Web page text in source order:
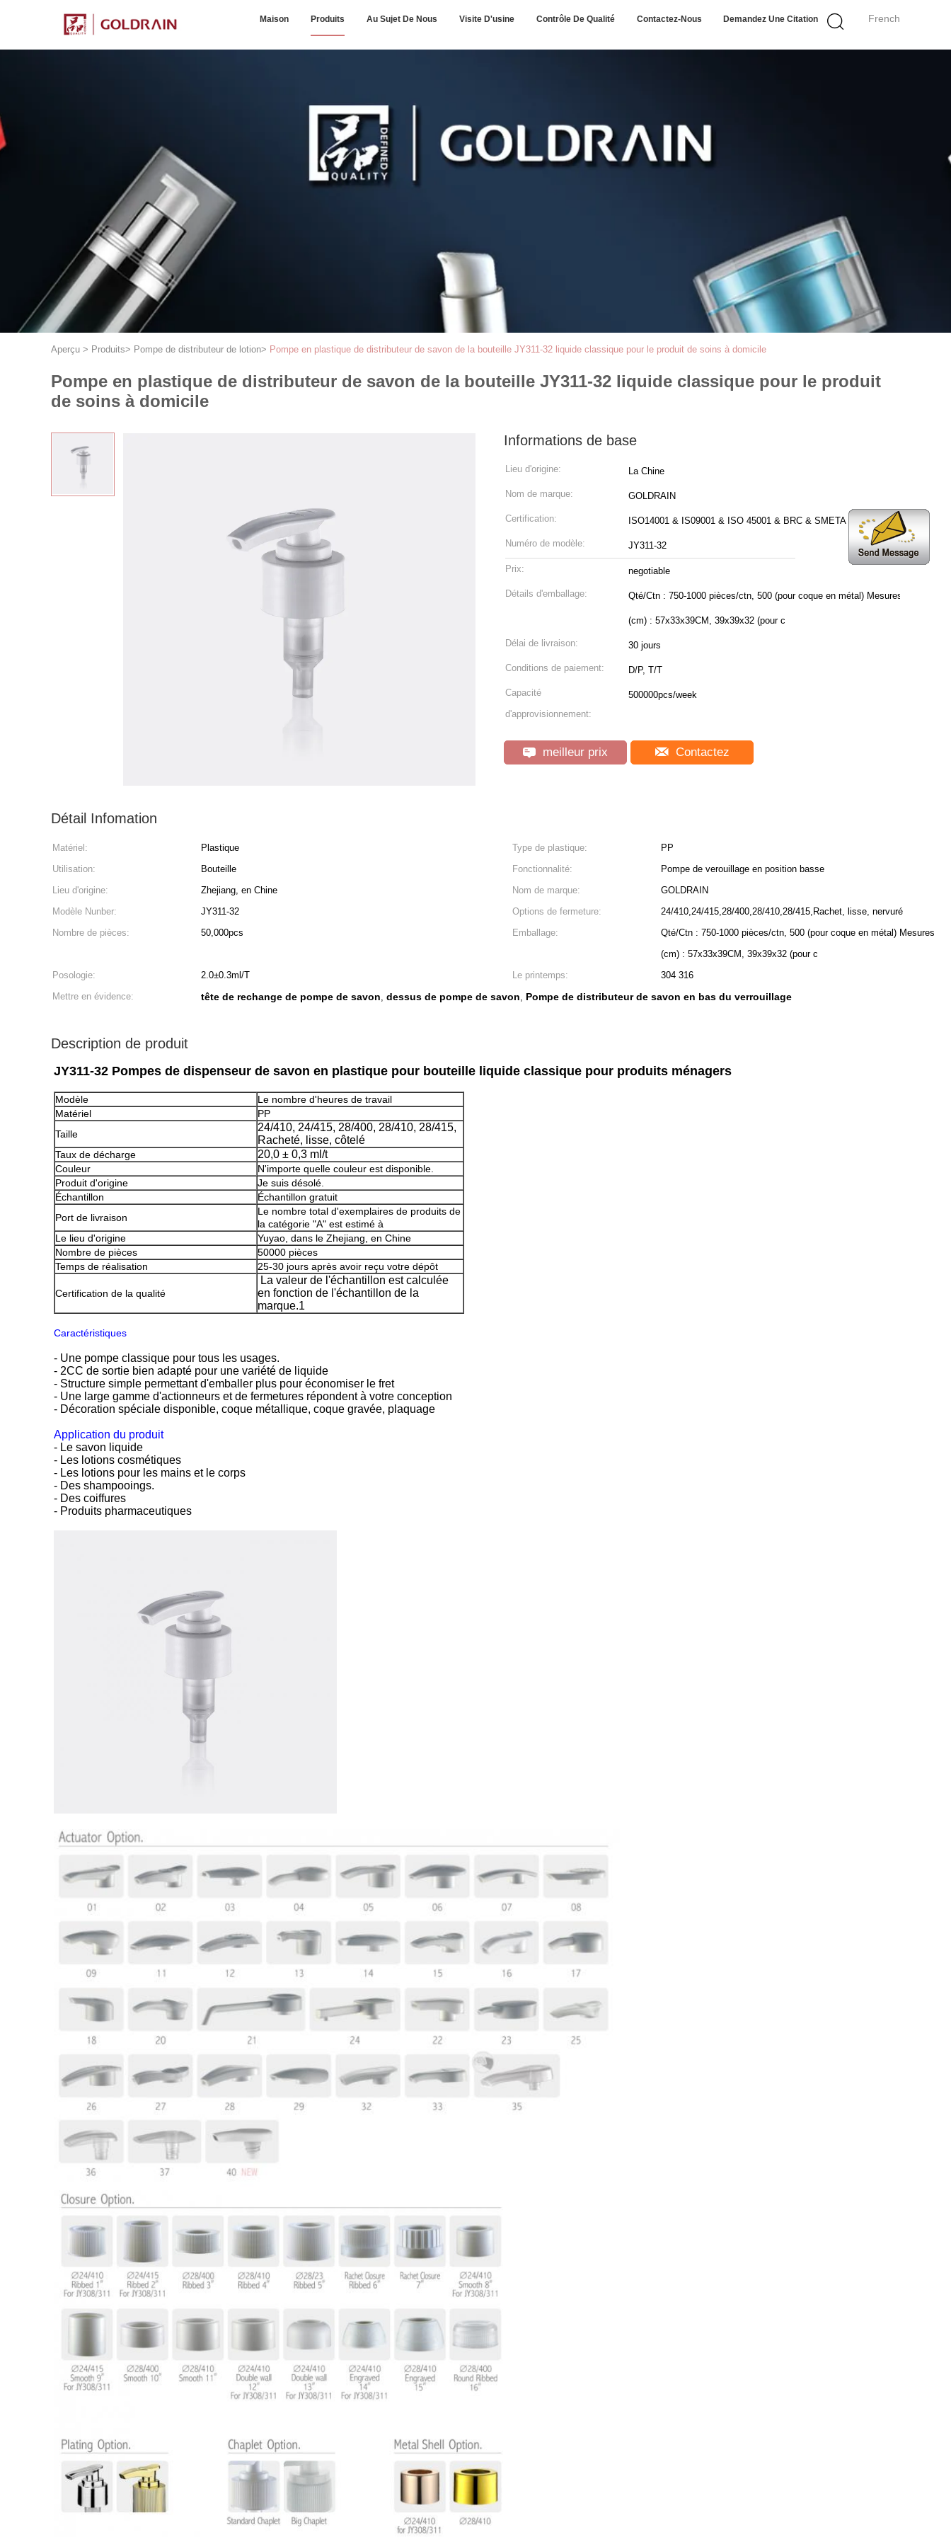
French
Maison Produits Au Sujet De Nous Visite D'usine Contrôle De Qualité Contactez-Nous Demandez Une Citation
Aperçu > Produits> Pompe de distributeur de lotion> Pompe en plastique de distributeur de savon de la bouteille JY311-32 liquide classique pour le produit de soins à domicile
Pompe en plastique de distributeur de savon de la bouteille JY311-32 liquide classique pour le produit
de soins à domicile
Informations de base
Lieu d'origine: La Chine
Nom de marque: GOLDRAIN
Certification: ISO14001 & IS09001 & ISO 45001 & BRC & SMETA 6.1
Numéro de modèle: JY311-32
Prix: negotiable
Détails d'emballage: Qté/Ctn : 750-1000 pièces/ctn, 500 (pour coque en métal) Mesures
(cm) : 57x33x39CM, 39x39x32 (pour c
Délai de livraison: 30 jours
Conditions de paiement: D/P, T/T
Capacité
d'approvisionnement:
500000pcs/week
meilleur prix Contactez
Détail Infomation
Matériel: Plastique Type de plastique:
PP
Utilisation:
Bouteille Fonctionnalité:
Pompe de verouillage en position basse
Lieu d'origine:
Zhejiang, en Chine Nom de marque:
GOLDRAIN
Modèle Nunber:
JY311-32 Options de fermeture:
24/410,24/415,28/400,28/410,28/415,Rachet, lisse, nervuré
Nombre de pièces:
50,000pcs Emballage:
Qté/Ctn : 750-1000 pièces/ctn, 500 (pour coque en métal) Mesures
(cm) : 57x33x39CM, 39x39x32 (pour c
Posologie:
2.0±0.3ml/T Le printemps:
304 316
Mettre en évidence:
tête de rechange de pompe de savon, dessus de pompe de savon, Pompe de distributeur de savon en bas du verrouillage
Description de produit
JY311-32 Pompes de dispenseur de savon en plastique pour bouteille liquide classique pour produits ménagers
Modèle
Le nombre d'heures de travail
Matériel
PP
Taille
24/410, 24/415, 28/400, 28/410, 28/415,
Racheté, lisse, côtelé
Taux de décharge 20,0 ± 0,3 ml/t
Couleur
N'importe quelle couleur est disponible.
Produit d'origine
Je suis désolé.
Échantillon
Échantillon gratuit
Port de livraison
Le nombre total d'exemplaires de produits de
la catégorie "A" est estimé à
Le lieu d'origine
Yuyao, dans le Zhejiang, en Chine
Nombre de pièces
50000 pièces
Temps de réalisation
25-30 jours après avoir reçu votre dépôt
Certification de la qualité
La valeur de l'échantillon est calculée
en fonction de l'échantillon de la
marque.1
Caractéristiques
- Une pompe classique pour tous les usages.
- 2CC de sortie bien adapté pour une variété de liquide
- Structure simple permettant d'emballer plus pour économiser le fret
- Une large gamme d'actionneurs et de fermetures répondent à votre conception
- Décoration spéciale disponible, coque métallique, coque gravée, plaquage
Application du produit
- Le savon liquide
- Les lotions cosmétiques
- Les lotions pour les mains et le corps
- Des shampooings.
- Des coiffures
- Produits pharmaceutiques